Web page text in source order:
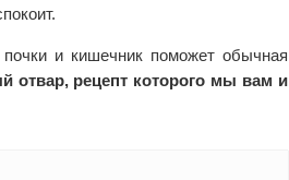
и кишечник поможет обычная
отвар, рецепт которого мы вам и